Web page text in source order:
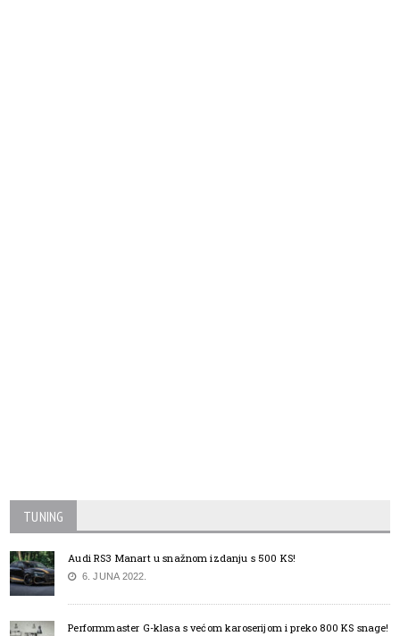
TUNING
Audi RS3 Manart u snažnom izdanju s 500 KS!
6. JUNA 2022.
Performmaster G-klasa s većom karoserijom i preko 800 KS snage!